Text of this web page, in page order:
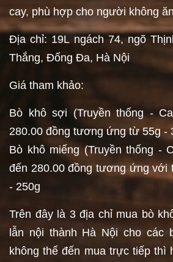
cay, phù hợp cho người không
Địa chỉ: 19L ngách 74, ngõ
Thắng, Đống Đa, Hà Nội
Giá tham khảo:
Bò khô sợi (Truyền thống -
280.00 đồng tương ứng từ 55g -
Bò khô miếng (Truyền thống -
đến 280.00 đồng tương ứng với
- 250g
Trên đây là 3 địa chỉ mua bò
lẫn nội thành Hà Nội cho các
không thể đến mua trực tiếp thì